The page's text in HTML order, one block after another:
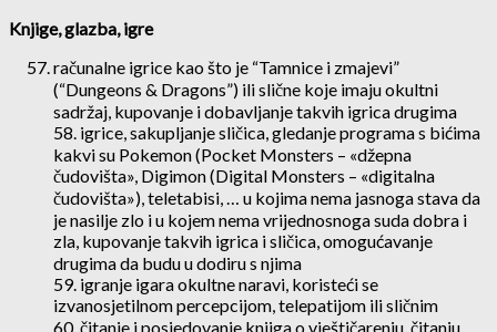
Knjige, glazba, igre
računalne igrice kao što je “Tamnice i zmajevi”
(“Dungeons & Dragons”) ili slične koje imaju okultni
sadržaj, kupovanje i dobavljanje takvih igrica drugima
58. igrice, sakupljanje sličica, gledanje programa s bićima
kakvi su Pokemon (Pocket Monsters – «džepna
čudovišta», Digimon (Digital Monsters – «digitalna
čudovišta»), teletabisi, … u kojima nema jasnoga stava da
je nasilje zlo i u kojem nema vrijednosnoga suda dobra i
zla, kupovanje takvih igrica i sličica, omogućavanje
drugima da budu u dodiru s njima
59. igranje igara okultne naravi, koristeći se
izvanosjetilnom percepcijom, telepatijom ili sličnim
60. čitanje i posjedovanje knjiga o vještičarenju, čitanju